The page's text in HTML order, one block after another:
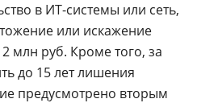
в ИТ-системы или сеть,
или искажение
млн руб. Кроме того, за
до 15 лет лишения
предусмотрено вторым